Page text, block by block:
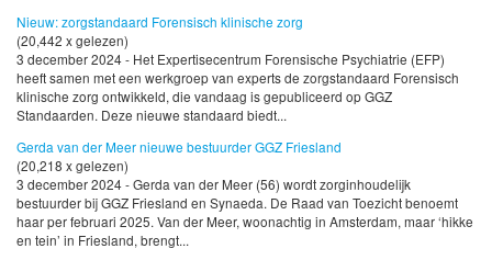
Nieuw: zorgstandaard Forensisch klinische zorg
(20,442 x gelezen)
3 december 2024 - Het Expertisecentrum Forensische Psychiatrie (EFP)
heeft samen met een werkgroep van experts de zorgstandaard Forensisch
klinische zorg ontwikkeld, die vandaag is gepubliceerd op GGZ
Standaarden. Deze nieuwe standaard biedt...
Gerda van der Meer nieuwe bestuurder GGZ Friesland
(20,218 x gelezen)
3 december 2024 - Gerda van der Meer (56) wordt zorginhoudelijk
bestuurder bij GGZ Friesland en Synaeda. De Raad van Toezicht benoemt
haar per februari 2025. Van der Meer, woonachtig in Amsterdam, maar ‘hikke
en tein’ in Friesland, brengt...